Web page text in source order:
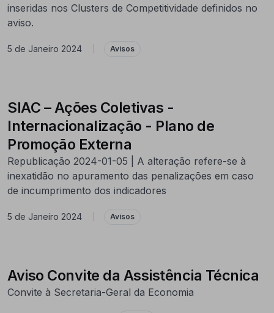
inseridas nos Clusters de Competitividade definidos no
aviso.
5 de Janeiro 2024 Avisos
SIAC – Ações Coletivas -
Internacionalização - Plano de
Promoção Externa
Republicação 2024-01-05 | A alteração refere-se à
inexatidão no apuramento das penalizações em caso
de incumprimento dos indicadores
5 de Janeiro 2024 Avisos
Aviso Convite da Assistência Técnica
Convite à Secretaria-Geral da Economia